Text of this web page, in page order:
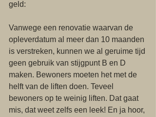
geld:
Vanwege een renovatie waarvan de
opleverdatum al meer dan 10 maanden
is verstreken, kunnen we al geruime tijd
geen gebruik van stijgpunt B en D
maken. Bewoners moeten het met de
helft van de liften doen. Teveel
bewoners op te weinig liften. Dat gaat
mis, dat weet zelfs een leek! En ja hoor,